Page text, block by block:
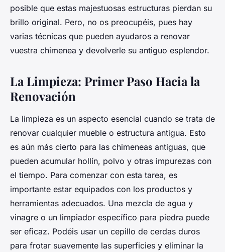
posible que estas majestuosas estructuras pierdan su
brillo original. Pero, no os preocupéis, pues hay
varias técnicas que pueden ayudaros a renovar
vuestra chimenea y devolverle su antiguo esplendor.
La Limpieza: Primer Paso Hacia la
Renovación
La limpieza es un aspecto esencial cuando se trata de
renovar cualquier mueble o estructura antigua. Esto
es aún más cierto para las chimeneas antiguas, que
pueden acumular hollín, polvo y otras impurezas con
el tiempo. Para comenzar con esta tarea, es
importante estar equipados con los productos y
herramientas adecuados. Una mezcla de agua y
vinagre o un limpiador específico para piedra puede
ser eficaz. Podéis usar un cepillo de cerdas duros
para frotar suavemente las superficies y eliminar la